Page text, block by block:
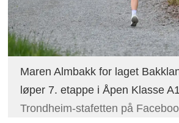
Maren Almbakk for laget
løper 7. etappe i Åpen Klasse
Trondheim-stafetten på